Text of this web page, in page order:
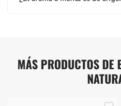
MÁS PRODUCTOS DE